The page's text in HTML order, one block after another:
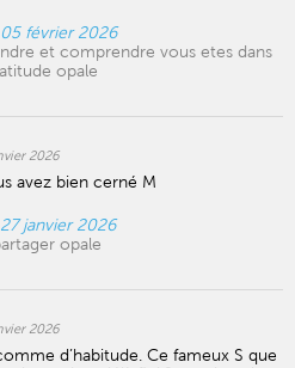
février 2026
et comprendre vous etes dans
opale
2026
avez bien cerné M
janvier 2026
opale
2026
d’habitude. Ce fameux S que